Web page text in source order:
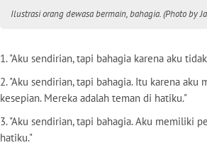
Ilustrasi orang dewasa bermain, bahagia. (Photo by
1. "Aku sendirian, tapi bahagia karena aku
2. "Aku sendirian, tapi bahagia. Itu karena
kesepian. Mereka adalah teman di hatiku."
3. "Aku sendirian, tapi bahagia. Aku memiliki
hatiku."